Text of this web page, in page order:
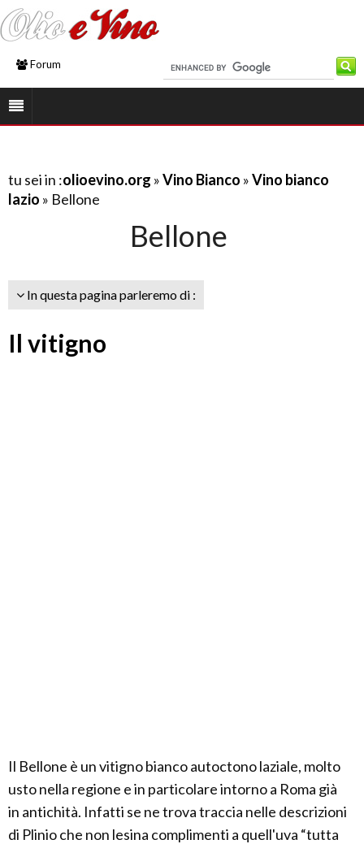
Forum
tu sei in :olioevino.org »Vino Bianco »Vino bianco
lazio » Bellone
Bellone
In questa pagina parleremo di :
Il vitigno
Il Bellone è un vitigno bianco autoctono laziale, molto
usto nella regione e in particolare intorno a Roma già
in antichità. Infatti se ne trova traccia nelle descrizioni
di Plinio che non lesina complimenti a quell'uva “tutta